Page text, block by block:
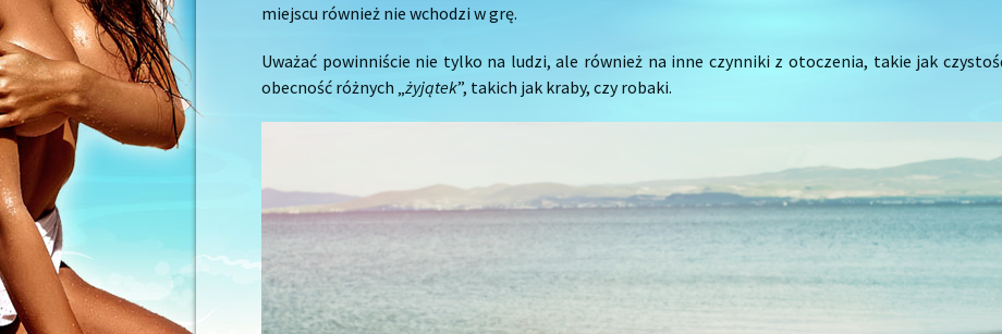
miejscu również nie wchodzi w grę.
Uważać powinniście nie tylko na ludzi, ale również na inne czynniki z otoczenia, takie jak
obecność różnych „ żyjątek”, takich jak kraby, czy robaki.